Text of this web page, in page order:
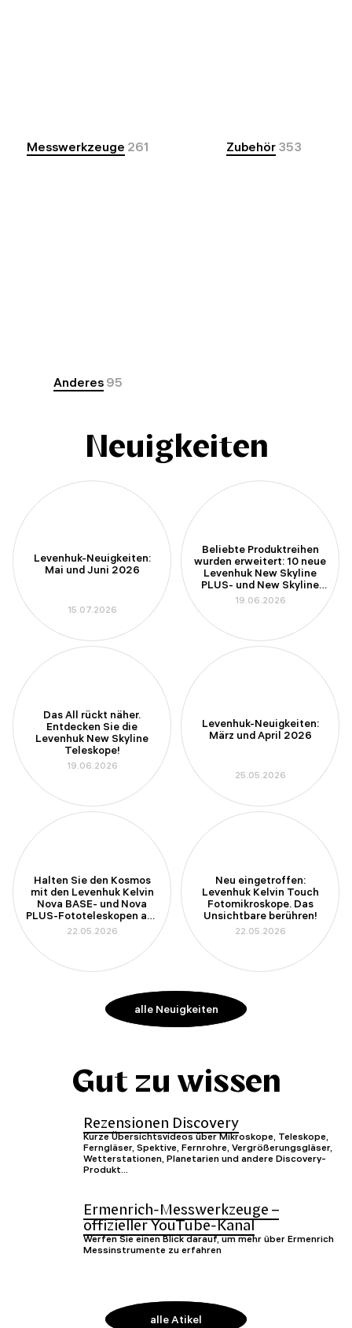
Messwerkzeuge 261 Zubehör 353
Anderes 95
Neuigkeiten
Levenhuk-Neuigkeiten:
Mai und Juni 2026
15.07.2026
Beliebte Produktreihen
wurden erweitert: 10 neue
Levenhuk New Skyline
PLUS- und New Skyline
PRO-Teleskope
19.06.2026
Das All rückt näher.
Entdecken Sie die
Levenhuk New Skyline
Teleskope!
19.06.2026
Levenhuk-Neuigkeiten:
März und April 2026
25.05.2026
Halten Sie den Kosmos
mit den Levenhuk Kelvin
Nova BASE- und Nova
PLUS-Fototeleskopen auf
Ihrem Smartphone fest
22.05.2026
Neu eingetroffen:
Levenhuk Kelvin Touch
Fotomikroskope. Das
Unsichtbare berühren!
22.05.2026
alle Neuigkeiten
Gut zu wissen
Rezensionen Discovery
Kurze Übersichtsvideos über Mikroskope, Teleskope,
Ferngläser, Spektive, Fernrohre, Vergrößerungsgläser,
Wetterstationen, Planetarien und andere Discovery-
Produkt...
Ermenrich-Messwerkzeuge –
offizieller YouTube-Kanal
Werfen Sie einen Blick darauf, um mehr über Ermenrich
Messinstrumente zu erfahren
alle Atikel